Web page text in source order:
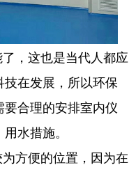
，这也是当代人都应
在发展，所以环保
合理的安排室内仪
水措施。
方便的位置，因为在